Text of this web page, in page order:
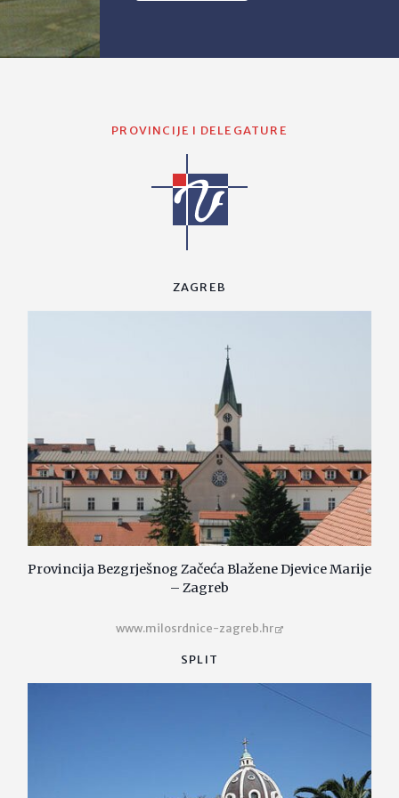
PROVINCIJE I DELEGATURE
ZAGREB
Provincija Bezgrješnog Začeća Blažene Djevice Marije
– Zagreb
www.milosrdnice-zagreb.hr
SPLIT